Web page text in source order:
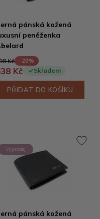
pánská kožená
peněženka
Kč -20%
Kč Skladem
PŘIDAT DO KOŠÍKU
Výprodej
pánská kožená